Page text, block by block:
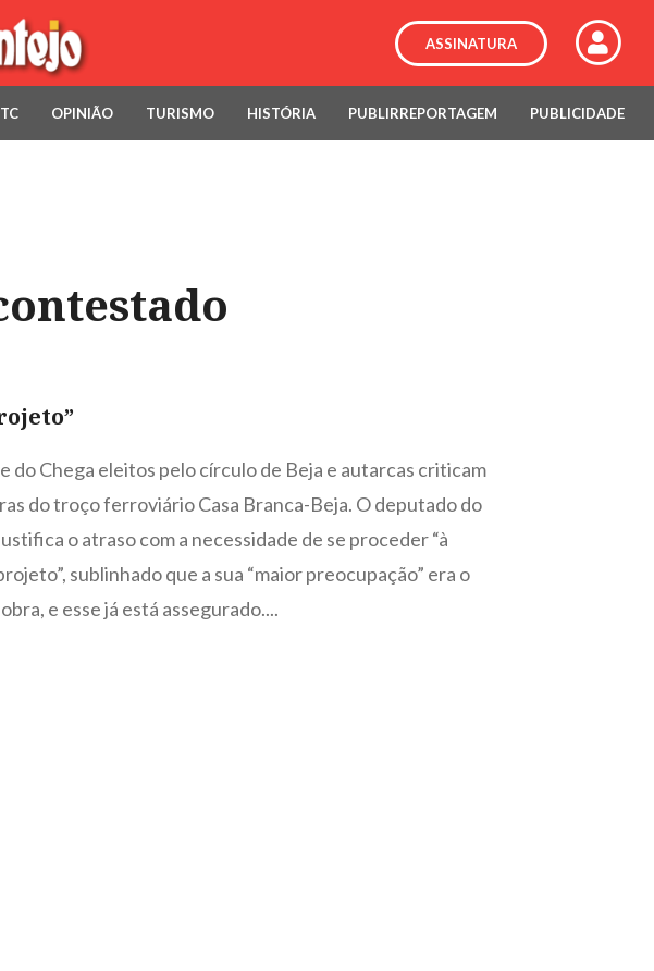
ASSINATURA
OPINIÃO TURISMO HISTÓRIA PUBLIRREPORTAGEM PUBLICIDADE
do Chega eleitos pelo círculo de Beja e autarcas criticam
do troço ferroviário Casa Branca-Beja. O deputado do
o atraso com a necessidade de se proceder “à
sublinhado que a sua “maior preocupação” era o
e esse já está assegurado....